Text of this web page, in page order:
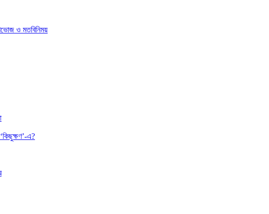
ও মতবিনিময়
এ?